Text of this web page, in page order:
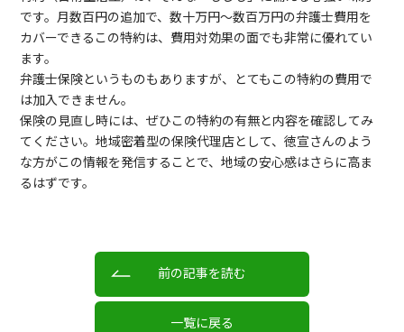
です。月数百円の追加で、数十万円〜数百万円の弁護士費用を
カバーできるこの特約は、費用対効果の面でも非常に優れてい
ます。
弁護士保険というものもありますが、とてもこの特約の費用で
は加入できません。
保険の見直し時には、ぜひこの特約の有無と内容を確認してみ
てください。地域密着型の保険代理店として、徳宣さんのよう
な方がこの情報を発信することで、地域の安心感はさらに高ま
るはずです。
前の記事を読む
一覧に戻る